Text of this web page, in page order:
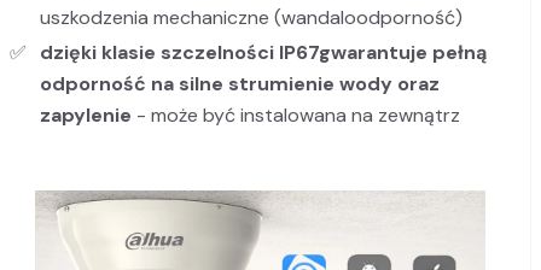
uszkodzenia mechaniczne (wandaloodporność)
dzięki klasie szczelności IP67gwarantuje pełną
odporność na silne strumienie wody oraz
zapylenie - może być instalowana na zewnątrz